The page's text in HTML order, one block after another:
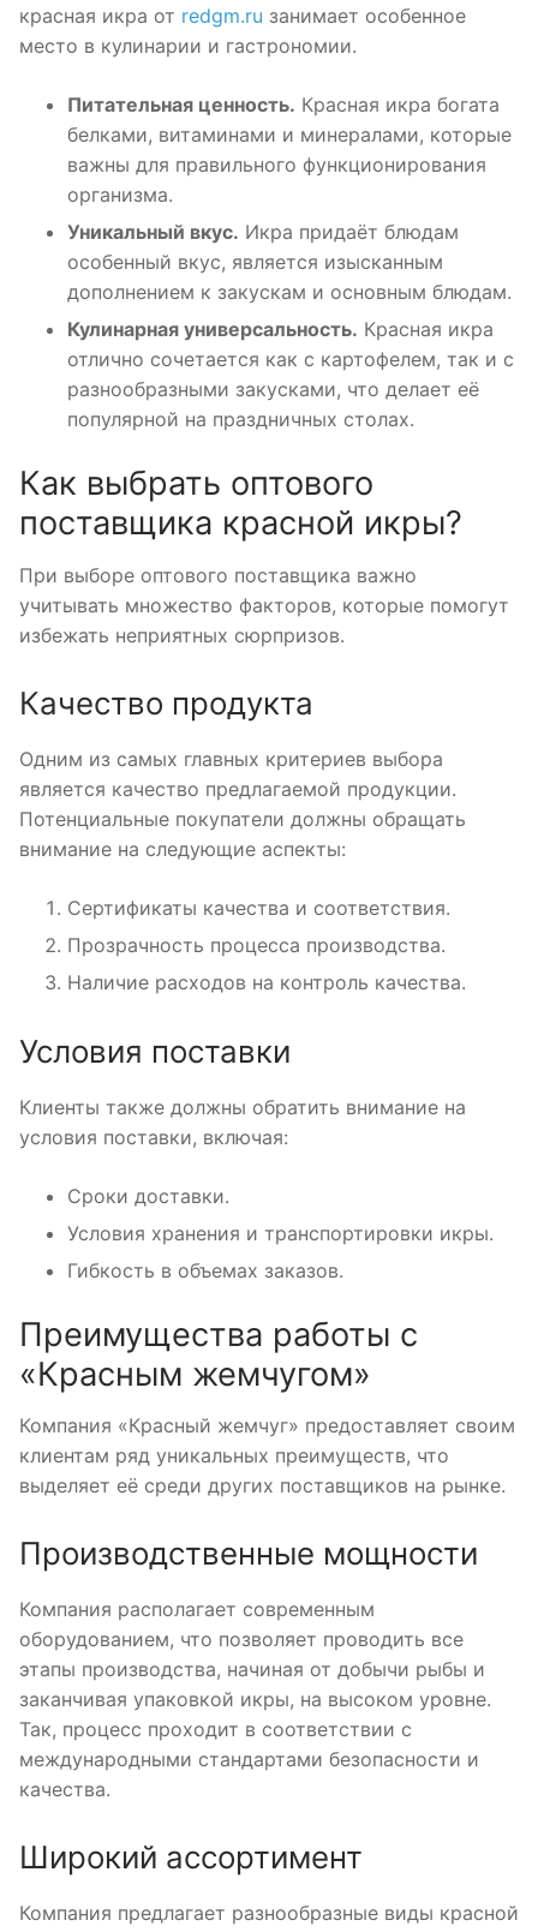
красная икра от redgm.ru занимает особенное
место в кулинарии и гастрономии.
Питательная ценность. Красная икра богата
белками, витаминами и минералами, которые
важны для правильного функционирования
организма.
Уникальный вкус. Икра придаёт блюдам
особенный вкус, является изысканным
дополнением к закускам и основным блюдам.
Кулинарная универсальность. Красная икра
отлично сочетается как с картофелем, так и с
разнообразными закусками, что делает её
популярной на праздничных столах.
Как выбрать оптового
поставщика красной икры?
При выборе оптового поставщика важно
учитывать множество факторов, которые помогут
избежать неприятных сюрпризов.
Качество продукта
Одним из самых главных критериев выбора
является качество предлагаемой продукции.
Потенциальные покупатели должны обращать
внимание на следующие аспекты:
Сертификаты качества и соответствия.
Прозрачность процесса производства.
Наличие расходов на контроль качества.
Условия поставки
Клиенты также должны обратить внимание на
условия поставки, включая:
Сроки доставки.
Условия хранения и транспортировки икры.
Гибкость в объемах заказов.
Преимущества работы с
«Красным жемчугом»
Компания «Красный жемчуг» предоставляет своим
клиентам ряд уникальных преимуществ, что
выделяет её среди других поставщиков на рынке.
Производственные мощности
Компания располагает современным
оборудованием, что позволяет проводить все
этапы производства, начиная от добычи рыбы и
заканчивая упаковкой икры, на высоком уровне.
Так, процесс проходит в соответствии с
международными стандартами безопасности и
качества.
Широкий ассортимент
Компания предлагает разнообразные виды красной